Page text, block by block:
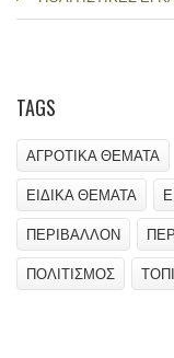
TAGS
ΑΓΡΟΤΙΚΑ ΘΕΜΑΤΑ
ΕΙΔΙΚΑ ΘΕΜΑΤΑ
ΠΕΡΙΒΑΛΛΟΝ
ΠΟΛΙΤΙΣΜΟΣ